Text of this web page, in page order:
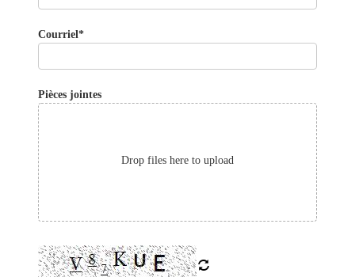
Courriel*
Pièces jointes
Drop files here to upload